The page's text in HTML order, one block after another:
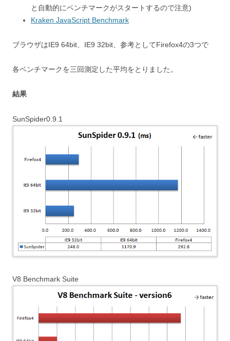
と自動的にベンチマークがスタートするので注意)
Kraken JavaScript Benchmark
ブラウザはIE9 64bit、IE9 32bit、参考としてFirefox4の3つで
各ベンチマークを三回測定した平均をとりました。
結果
SunSpider0.9.1
V8 Benchmark Suite